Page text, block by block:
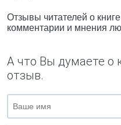
Отзывы читателей о
комментарии и мнения
А что Вы думаете о
отзыв.